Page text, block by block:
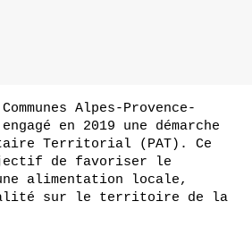
Alpes-Provence-
en 2019 une démarche
Territorial (PAT). Ce
de favoriser le
alimentation locale,
sur le territoire de la